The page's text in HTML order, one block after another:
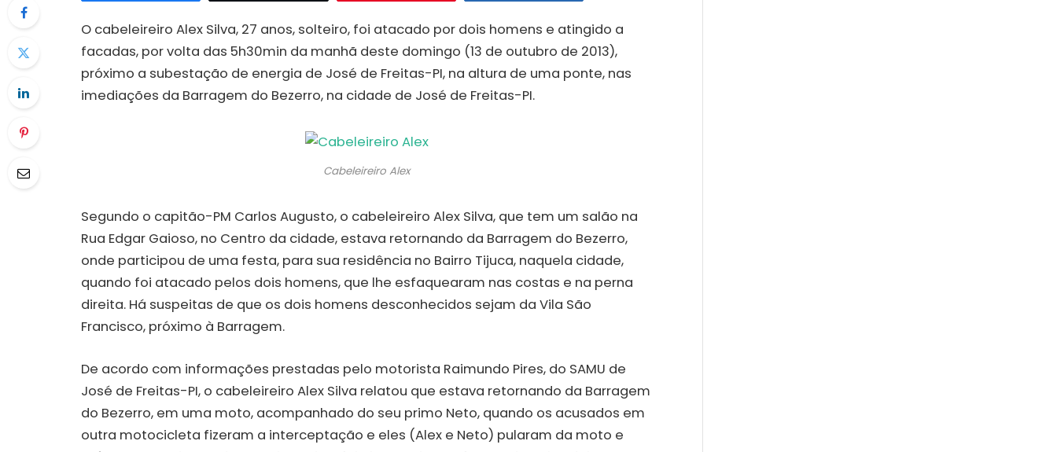
O cabeleireiro Alex Silva, 27 anos, solteiro, foi atacado por dois homens e atingido a
facadas, por volta das 5h30min da manhã deste domingo (13 de outubro de 2013),
próximo a subestação de energia de José de Freitas-PI, na altura de uma ponte, nas
imediações da Barragem do Bezerro, na cidade de José de Freitas-PI.
Cabeleireiro Alex
Segundo o capitão-PM Carlos Augusto, o cabeleireiro Alex Silva, que tem um salão na
Rua Edgar Gaioso, no Centro da cidade, estava retornando da Barragem do Bezerro,
onde participou de uma festa, para sua residência no Bairro Tijuca, naquela cidade,
quando foi atacado pelos dois homens, que lhe esfaquearam nas costas e na perna
direita. Há suspeitas de que os dois homens desconhecidos sejam da Vila São
Francisco, próximo à Barragem.
De acordo com informações prestadas pelo motorista Raimundo Pires, do SAMU de
José de Freitas-PI, o cabeleireiro Alex Silva relatou que estava retornando da Barragem
do Bezerro, em uma moto, acompanhado do seu primo Neto, quando os acusados em
outra motocicleta fizeram a interceptação e eles (Alex e Neto) pularam da moto e